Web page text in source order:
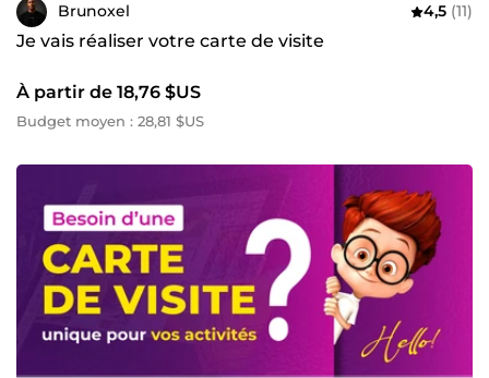
Brunoxel 4,5 (11)
Je vais réaliser votre carte de visite
À partir de 18,76 $US
Budget moyen : 28,81 $US